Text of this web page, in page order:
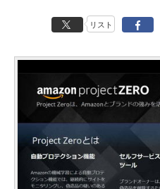
リスト